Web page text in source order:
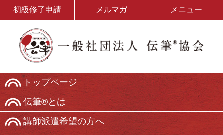
初級修了申請 メルマガ メニュー
トップページ
伝筆®とは
講師派遣希望の方へ